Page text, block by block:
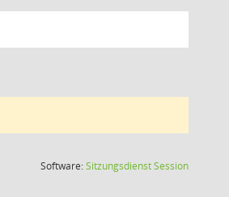
Software:SitzungsdienstSession(Wird in